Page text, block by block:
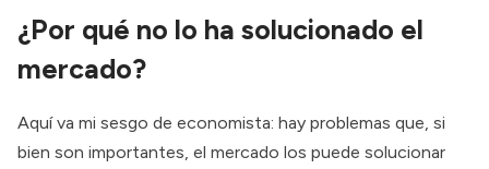
¿Por qué no lo ha solucionado el
mercado?
Aquí va mi sesgo de economista: hay problemas que, si
bien son importantes, el mercado los puede solucionar